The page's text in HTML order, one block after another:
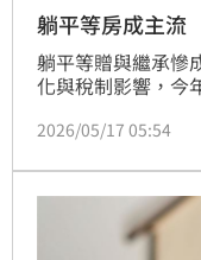
躺平等房成主
躺平等贈與繼承慘
化與稅制影響，今
出，無償取得房產
十年次低，市場並
多能在市場順利轉
2026/05/17 05:54